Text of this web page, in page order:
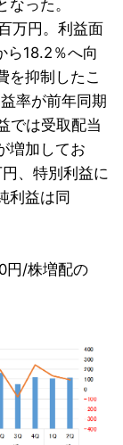
った。
万円。利益面
ら18.2％へ向
を抑制したこ
率が前年同期
では受取配当
増加してお
、特別利益に
利益は同
円/株増配の